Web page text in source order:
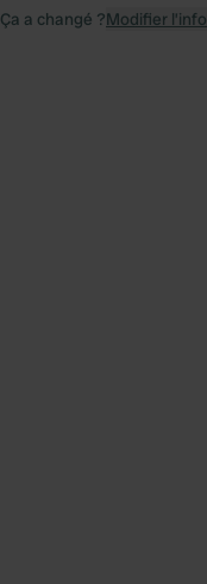
Ça a changé ?Modifier l’info